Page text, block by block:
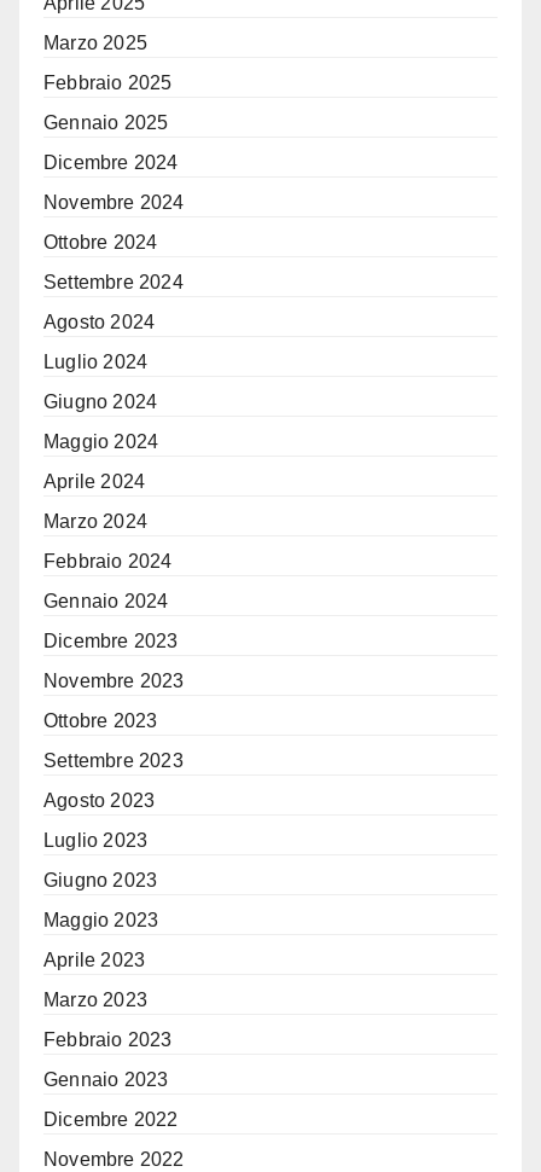
Marzo 2025
Febbraio 2025
Gennaio 2025
Dicembre 2024
Novembre 2024
Ottobre 2024
Settembre 2024
Agosto 2024
Luglio 2024
Giugno 2024
Maggio 2024
Aprile 2024
Marzo 2024
Febbraio 2024
Gennaio 2024
Dicembre 2023
Novembre 2023
Ottobre 2023
Settembre 2023
Agosto 2023
Luglio 2023
Giugno 2023
Maggio 2023
Aprile 2023
Marzo 2023
Febbraio 2023
Gennaio 2023
Dicembre 2022
Novembre 2022